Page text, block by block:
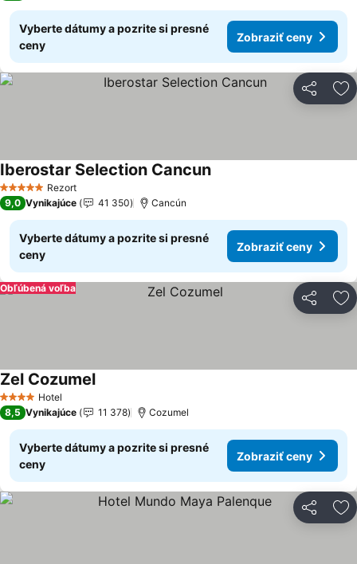
Vyberte dátumy a pozrite si presné
ceny
Zobraziť ceny
Zdieľať
5 Počet hviezdičiek
Rezort
Iberostar Selection CancunZobraziť ceny
9,0 Vynikajúce 41 350 Cancún
Vyberte dátumy a pozrite si presné
ceny
Zobraziť ceny
Zdieľať
Obľúbená voľba
4 Počet hviezdičiek
Hotel
Zel CozumelZobraziť ceny
8,5 Vynikajúce 11 378 Cozumel
Vyberte dátumy a pozrite si presné
ceny
Zobraziť ceny
Zdieľať